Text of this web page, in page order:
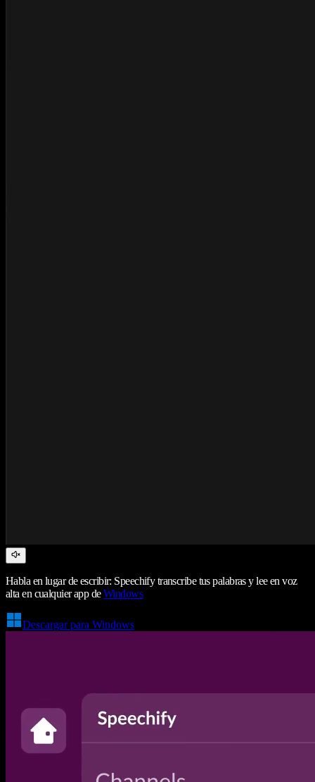
Habla en lugar de escribir: Speechify transcribe tus palabras y lee en voz
alta en cualquier app deWindows
Descargar para Windows